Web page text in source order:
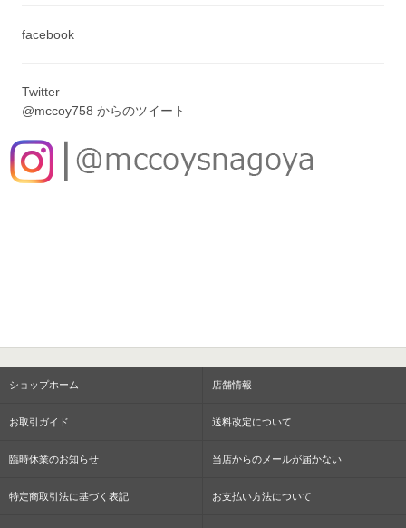
facebook
Twitter
@mccoy758 からのツイート
ショップホーム 店舗情報
お取引ガイド 送料改定について
臨時休業のお知らせ 当店からのメールが届かない
特定商取引法に基づく表記 お支払い方法について